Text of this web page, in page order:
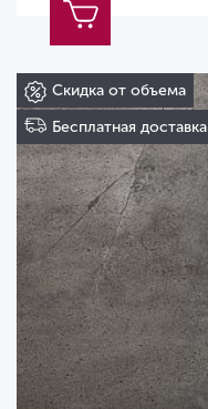
Скидка от объема
Бесплатная доставка